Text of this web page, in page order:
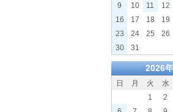
9
10 11 12
16
17 18 19
23
24 25 26
30
31
2026
日 月 火 水
1
2